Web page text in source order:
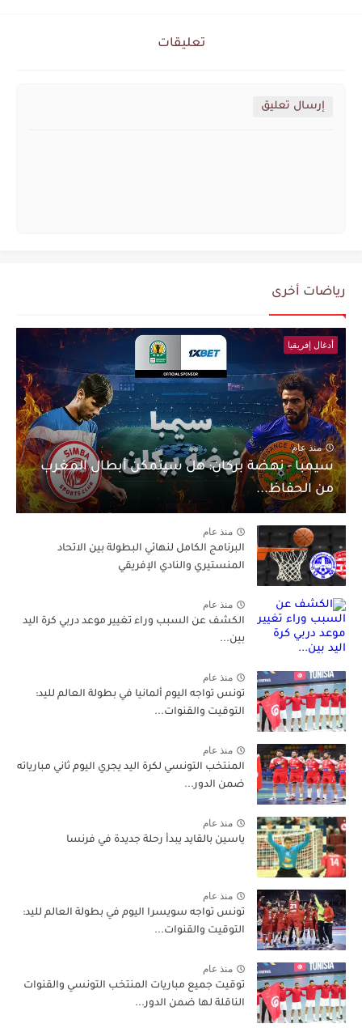
تعليقات
إرسال تعليق
رياضات أخرى
أدغال إفريقيا
منذ عام
سيمبا - نهضة بركان: هل سيتمكن أبطال المغرب
من الحفاظ...
منذ عام
البرنامج الكامل لنهائي البطولة بين الاتحاد
المنستيري والنادي الإفريقي
منذ عام
الكشف عن السبب وراء تغيير موعد دربي كرة اليد
بين...
منذ عام
تونس تواجه اليوم ألمانيا في بطولة العالم لليد:
التوقيت والقنوات...
منذ عام
المنتخب التونسي لكرة اليد يجري اليوم ثاني مبارياته
ضمن الدور...
منذ عام
ياسين بالقايد يبدأ رحلة جديدة في فرنسا
منذ عام
تونس تواجه سويسرا اليوم في بطولة العالم لليد:
التوقيت والقنوات...
منذ عام
توقيت جميع مباريات المنتخب التونسي والقنوات
الناقلة لها ضمن الدور...